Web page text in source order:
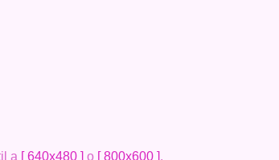
a [ 640x480 ] o [ 800x600 ].